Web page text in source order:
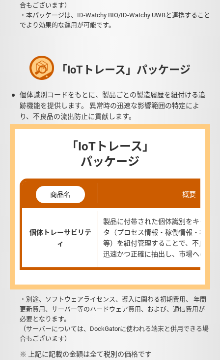
合もございます）
・本パッケージは、ID-Watchy BIO/ID-Watchy UWBと連携すること
でより効果的な運用が可能です。
「IoTトレース」パッケージ
個体識別コードをもとに、製品ごとの製造履歴を紐付ける追
跡機能を提供します。 異常時の迅速な影響範囲の特定によ
り、不良品の流出防止に貢献します。
「IoTトレース」
パッケージ
商品名 概要
個体トレーサビリテ
ィ
製品に付帯された個体識別をキーに
タ（プロセス情報・稼働情報・材料
等）を紐付管理することで、不良品
迅速かつ正確に抽出し、市場への流
・別途、ソフトウェアライセンス、導入に関わる初期費用、 年間
更新費用、サーバー等のハードウェア費用、および、通信費用が
必要となります。
（サーバーについては、DockGatorに使われる端末と併用できる場
合もございます）
※ 上記に記載の金額は全て税別の価格です